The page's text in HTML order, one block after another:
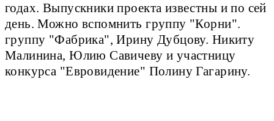
годах. Выпускники проекта известны и по сей
день. Можно вспомнить группу "Корни".
группу "Фабрика", Ирину Дубцову. Никиту
Малинина, Юлию Савичеву и участницу
конкурса "Евровидение" Полину Гагарину.